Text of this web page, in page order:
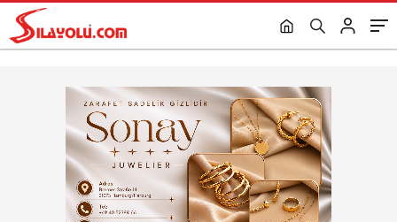
40 Bin € Yardım Aldıkları Tespit Edildi.
Kesildi.